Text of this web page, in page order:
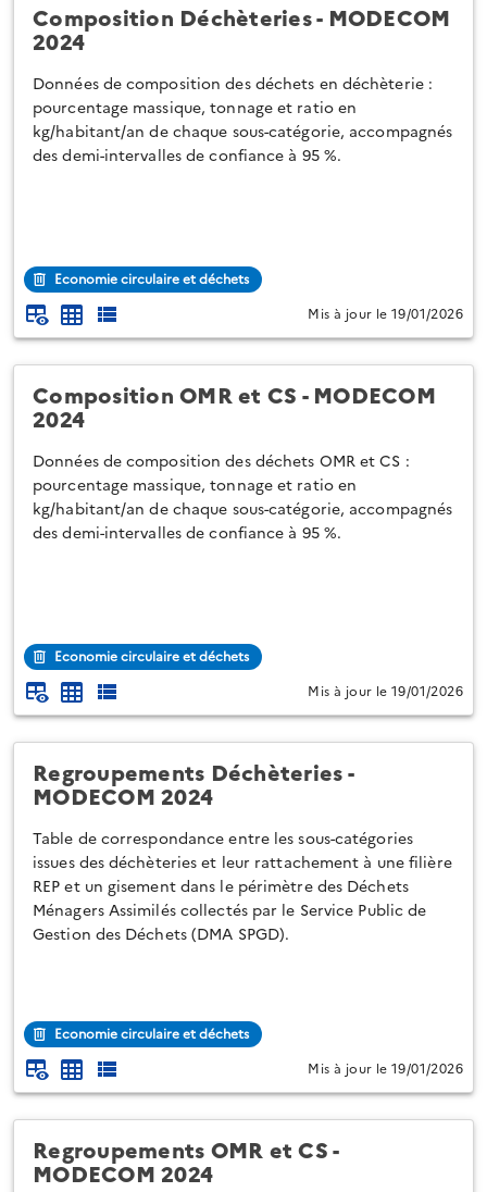
Composition Déchèteries - MODECOM
2024
Données de composition des déchets en déchèterie :
pourcentage massique, tonnage et ratio en
kg/habitant/an de chaque sous-catégorie, accompagnés
des demi-intervalles de confiance à 95 %.
Economie circulaire et déchets
Mis à jour le 19/01/2026
Composition OMR et CS - MODECOM
2024
Données de composition des déchets OMR et CS :
pourcentage massique, tonnage et ratio en
kg/habitant/an de chaque sous-catégorie, accompagnés
des demi-intervalles de confiance à 95 %.
Economie circulaire et déchets
Mis à jour le 19/01/2026
Regroupements Déchèteries -
MODECOM 2024
Table de correspondance entre les sous-catégories
issues des déchèteries et leur rattachement à une filière
REP et un gisement dans le périmètre des Déchets
Ménagers Assimilés collectés par le Service Public de
Gestion des Déchets (DMA SPGD).
Economie circulaire et déchets
Mis à jour le 19/01/2026
Regroupements OMR et CS -
MODECOM 2024